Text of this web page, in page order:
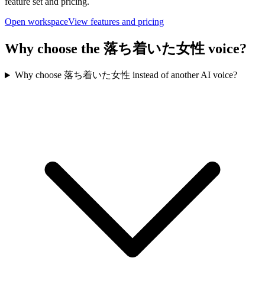
Open workspaceView features and pricing
Why choose the 落ち着いた女性 voice?
Why choose 落ち着いた女性 instead of another AI voice?